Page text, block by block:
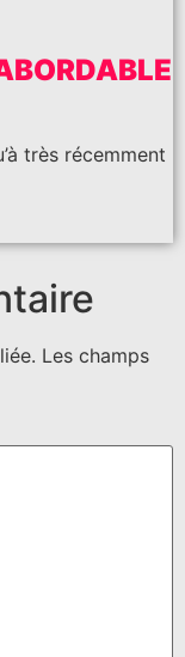
très récemment
Les champs